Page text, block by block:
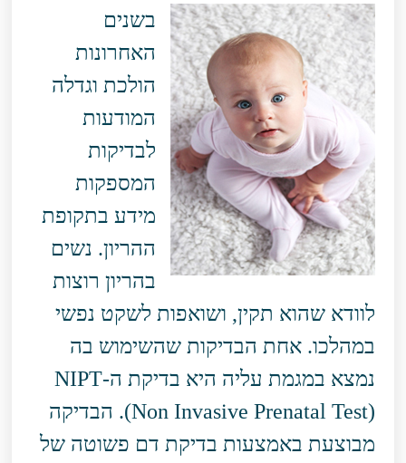
בשנים
האחרונות
הולכת וגדלה
המודעות
לבדיקות
המספקות
מידע בתקופת
ההריון. נשים
בהריון רוצות
לוודא שהוא תקין, ושואפות לשקט נפשי
במהלכו. אחת הבדיקות שהשימוש בה
נמצא במגמת עליה היא בדיקת ה-NIPT
(Non Invasive Prenatal Test). הבדיקה
מבוצעת באמצעות בדיקת דם פשוטה של